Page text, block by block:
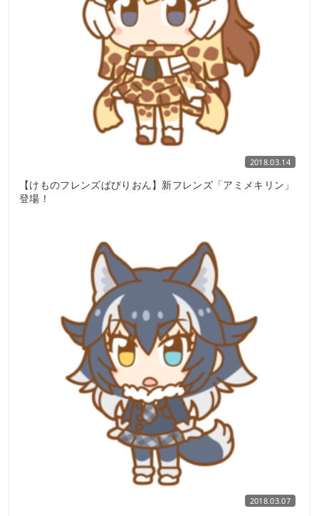
2018.03.14
【けものフレンズぱびりおん】新フレンズ「アミメキリン」
登場！
2018.03.07